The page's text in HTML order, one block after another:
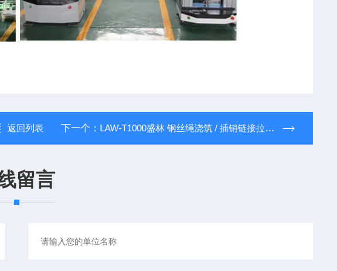
返回列表 下一个： LAW-T1000盛林 钢丝绳浇筑 / 插销链接拉力试验机
留言